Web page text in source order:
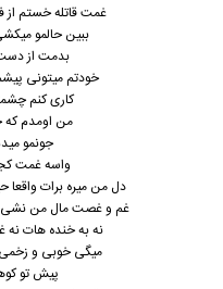
غمت قاتله خستم
ببین حالمو
بدمت از
خودتم میتونی
کاری کنم
من اومدم که
جونمو
واسه غمت
دل من میره برات
غم و غصت مال من نشی
نه به خنده هات نه
میگی خوبی و زخمی
پیش تو